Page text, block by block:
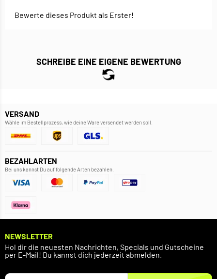
Bewerte dieses Produkt als Erster!
SCHREIBE EINE EIGENE BEWERTUNG
VERSAND
Wähle im Bestellprozess, wie deine Ware versendet werden soll.
BEZAHLARTEN
Bei uns kannst Du auf folgende Arten bezahlen.
NEWSLETTER
Hol dir die neuesten Nachrichten, Specials und Gutscheine
per E-Mail! Du kannst dich jederzeit abmelden.